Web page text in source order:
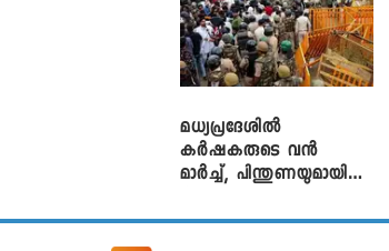
മധ്യപ്രദേശിൽ
കർഷകരുടെ വൻ
മാർച്ച്, പിന്തുണയുമായി